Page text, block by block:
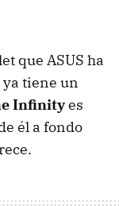
que ASUS ha
tiene un
Infinityes
él a fondo